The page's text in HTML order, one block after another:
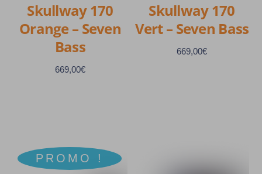
Skullway 170
Orange – Seven
Bass
669,00€
Skullway 170
Vert – Seven Bass
669,00€
PROMO !